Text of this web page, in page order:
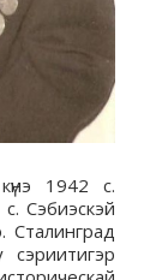
1942 с.
с. Сэбиэскэй
Сталинград